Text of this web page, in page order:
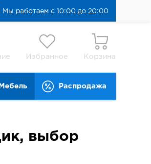
Мы работаем с 10:00 до 20:00
Избранное Корзина
Мебель Распродажа
выбор